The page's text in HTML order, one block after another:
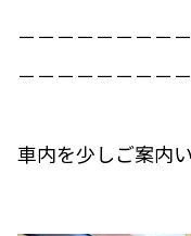
－－－－－－－－
－－－－－－－－
車内を少しご案内